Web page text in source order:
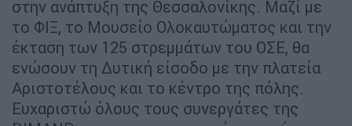
στην ανάπτυξη της Θεσσαλονίκης. Μαζί με
το ΦΙΞ, το Μουσείο Ολοκαυτώματος και την
έκταση των 125 στρεμμάτων του ΟΣΕ, θα
ενώσουν τη Δυτική είσοδο με την πλατεία
Αριστοτέλους και το κέντρο της πόλης.
Ευχαριστώ όλους τους συνεργάτες της